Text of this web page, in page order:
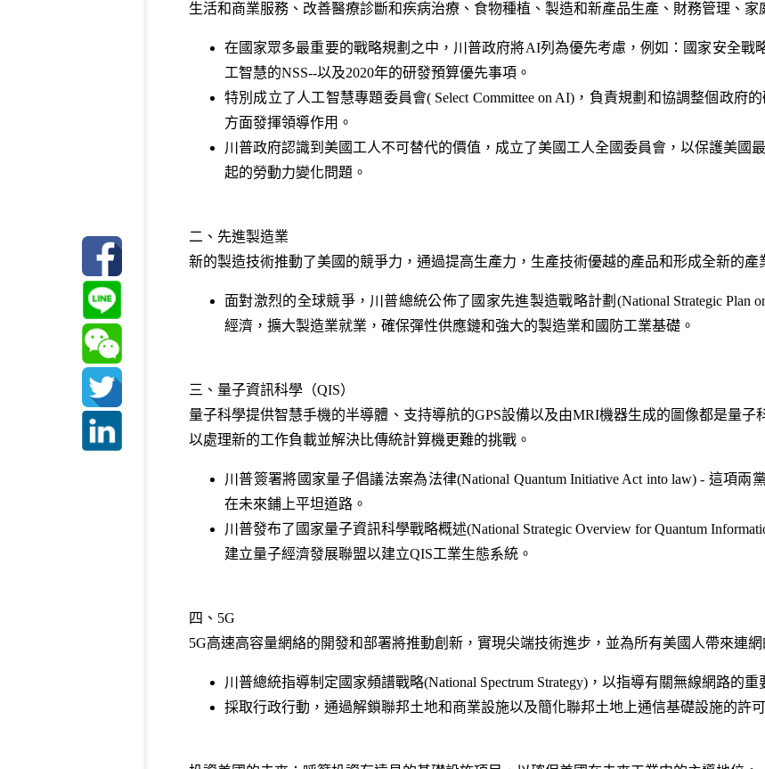
生活和商業服務、改善醫療診斷和疾病治療、食物種植、製造和新產品生產、財務管理、家
在國家眾多最重要的戰略規劃之中，川普政府將AI列為優先考慮，例如：國家安全戰
工智慧的NSS--以及2020年的研發預算優先事項。
特別成立了人工智慧專題委員會( Select Committee on AI)，負責規劃和協調整個政府
方面發揮領導作用。
川普政府認識到美國工人不可替代的價值，成立了美國工人全國委員會，以保護美國
起的勞動力變化問題。
二、先進製造業
新的製造技術推動了美國的競爭力，通過提高生產力，生產技術優越的產品和形成全新的產
面對激烈的全球競爭，川普總統公佈了國家先進製造戰略計劃(National Strategic Plan
經濟，擴大製造業就業，確保彈性供應鏈和強大的製造業和國防工業基礎。
三、量子資訊科學（QIS）
量子科學提供智慧手機的半導體、支持導航的GPS設備以及由MRI機器生成的圖像都是量
以處理新的工作負載並解決比傳統計算機更難的挑戰。
川普簽署將國家量子倡議法案為法律(National Quantum Initiative Act into law) - 這項
在未來鋪上平坦道路。
川普發布了國家量子資訊科學戰略概述(National Strategic Overview for Quantum
建立量子經濟發展聯盟以建立QIS工業生態系統。
四、5G
5G高速高容量網絡的開發和部署將推動創新，實現尖端技術進步，並為所有美國人帶來連網
川普總統指導制定國家頻譜戰略(National Spectrum Strategy)，以指導有關無線網路的重
採取行政行動，通過解鎖聯邦土地和商業設施以及簡化聯邦土地上通信基礎設施的許